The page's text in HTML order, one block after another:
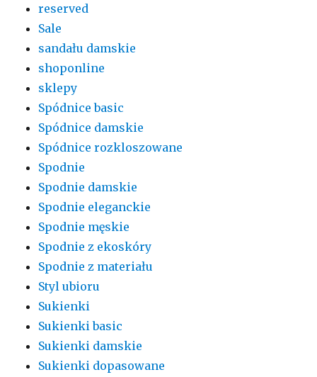
reserved
Sale
sandału damskie
shoponline
sklepy
Spódnice basic
Spódnice damskie
Spódnice rozkloszowane
Spodnie
Spodnie damskie
Spodnie eleganckie
Spodnie męskie
Spodnie z ekoskóry
Spodnie z materiału
Styl ubioru
Sukienki
Sukienki basic
Sukienki damskie
Sukienki dopasowane